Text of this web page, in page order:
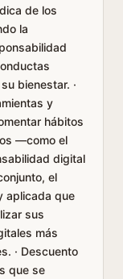
de los
la
bienestar. ·
y
hábitos
—como el
digital
el
aplicada que
sus
más
· Descuento
que se